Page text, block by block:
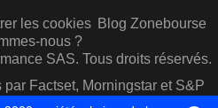
les cookies Blog Zonebourse
nous ?
SAS. Tous droits réservés.
Factset, Morningstar et S&P
IQ